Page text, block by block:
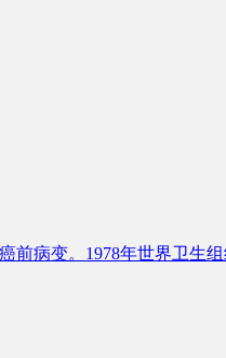
病变。1978年世界卫生